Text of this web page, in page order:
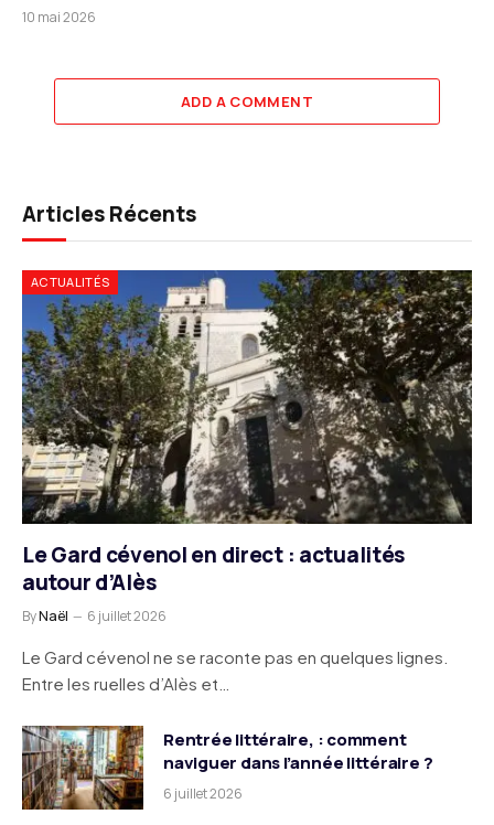
10 mai 2026
ADD A COMMENT
Articles Récents
ACTUALITÉS
Le Gard cévenol en direct : actualités
autour d’Alès
ByNaël 6 juillet 2026
Le Gard cévenol ne se raconte pas en quelques lignes.
Entre les ruelles d’Alès et…
Rentrée littéraire, : comment
naviguer dans l’année littéraire ?
6 juillet 2026